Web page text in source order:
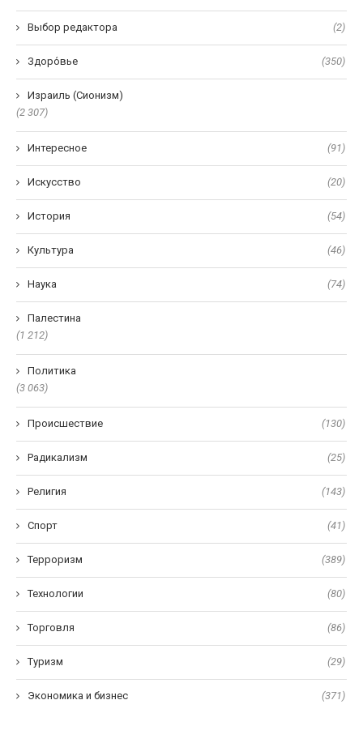
Выбор редактора (2)
Здоро́вье (350)
Израиль (Сионизм)
(2 307)
Интересное (91)
Искусство (20)
История (54)
Культура (46)
Наука (74)
Палестина
(1 212)
Политика
(3 063)
Происшествие (130)
Радикализм (25)
Религия (143)
Спорт (41)
Терроризм (389)
Технологии (80)
Торговля (86)
Туризм (29)
Экономика и бизнес (371)